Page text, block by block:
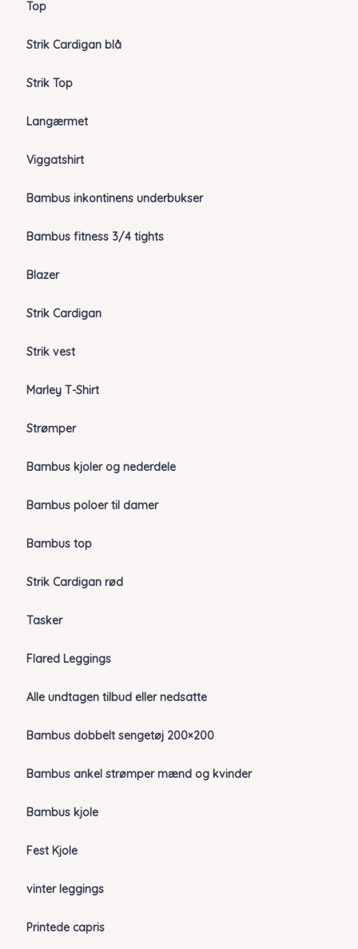
Top
Strik Cardigan blå
Strik Top
Langærmet
Viggatshirt
Bambus inkontinens underbukser
Bambus fitness 3/4 tights
Blazer
Strik Cardigan
Strik vest
Marley T-Shirt
Strømper
Bambus kjoler og nederdele
Bambus poloer til damer
Bambus top
Strik Cardigan rød
Tasker
Flared Leggings
Alle undtagen tilbud eller nedsatte
Bambus dobbelt sengetøj 200×200
Bambus ankel strømper mænd og kvinder
Bambus kjole
Fest Kjole
vinter leggings
Printede capris